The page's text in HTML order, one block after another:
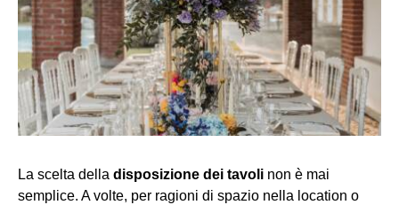
La scelta della disposizione dei tavoli non è mai
semplice. A volte, per ragioni di spazio nella location o